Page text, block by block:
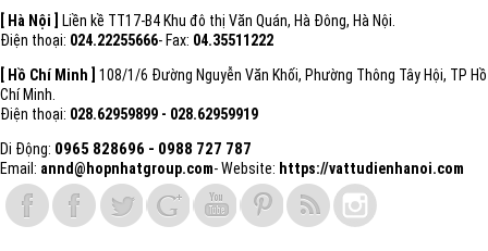
[ Hà Nội ]
Liền kề TT17-B4 Khu đô thị Văn Quán, Hà Đông, Hà Nội.
Điện thoại: 024.22255666- Fax: 04.35511222
[ Hồ Chí Minh ]
108/1/6 Đường Nguyễn Văn Khối, Phường Thông Tây Hội, TP Hồ
Chí Minh.
Điện thoại: 028.62959899 - 028.62959919
Di Động: 0965 828696 - 0988 727 787
Email: annd@hopnhatgroup.com- Website: https://vattudienhanoi.com